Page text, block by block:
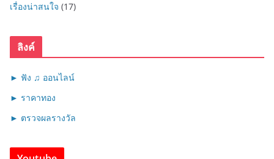
เรื่องน่าสนใจ (17)
ลิงค์
► ฟัง ♫ ออนไลน์
► ราคาทอง
► ตรวจผลรางวัล